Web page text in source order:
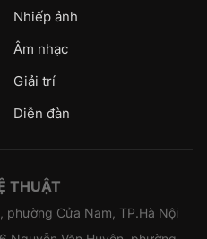
Nhiếp ảnh
Âm nhạc
Giải trí
Diễn đàn
THUẬT
phường Cửa Nam, TP.Hà Nội